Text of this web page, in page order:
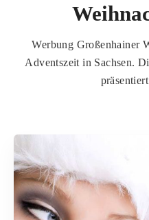
Werbung Großenhainer
Adventszeit in Sachsen.